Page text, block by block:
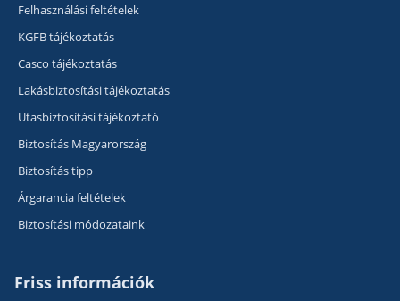
Felhasználási feltételek
KGFB tájékoztatás
Casco tájékoztatás
Lakásbiztosítási tájékoztatás
Utasbiztosítási tájékoztató
Biztosítás Magyarország
Biztosítás tipp
Árgarancia feltételek
Biztosítási módozataink
Friss információk